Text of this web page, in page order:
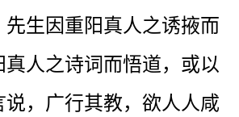
先生因重阳真人之诱掖而
真人之诗词而悟道，或以
说，广行其教，欲人人咸